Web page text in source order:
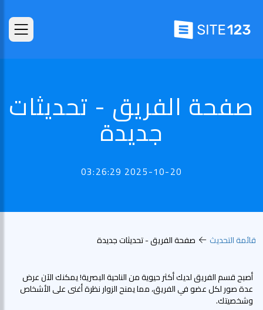
صفحة الفريق - تحديثات
جديدة
2025-10-20 03:26:29
قائمة التحديث صفحة الفريق - تحديثات جديدة
أصبح قسم الفريق لديك أكثر حيوية من الناحية البصرية! يمكنك الآن عرض
عدة صور لكل عضو في الفريق، مما يمنح الزوار نظرة أغنى على الأشخاص
وشخصيتك.